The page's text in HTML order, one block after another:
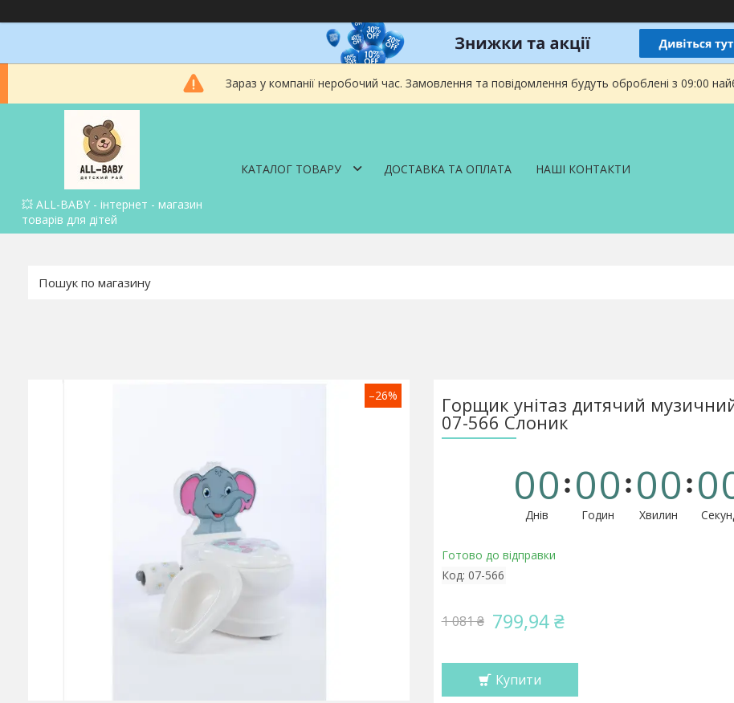
Зараз у компанії неробочий час. Замовлення та повідомлення будуть оброблені з 09:00
💥 ALL-BABY - інтернет - магазин
товарів для дітей
КАТАЛОГ ТОВАРУ ДОСТАВКА ТА ОПЛАТА НАШІ КОНТАКТИ
–26% Горщик унітаз дитячий
07-566 Слоник
00
Днів
00
Годин
00
Хвилин
0
Готово до відправки
Код: 07-566
1 081 ₴ 799,94 ₴
Купити